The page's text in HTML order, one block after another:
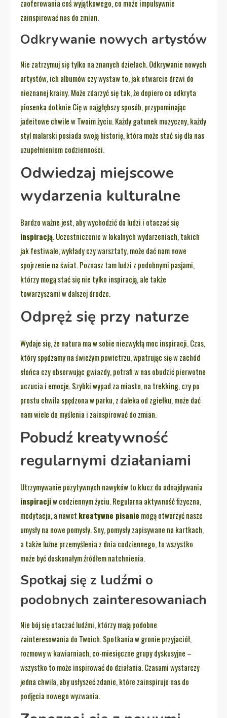
zaoferowania coś wyjątkowego, co może impulsywnie
zainspirować nas do zmian.
Odkrywanie nowych artystów
Nie zatrzymuj się tylko na znanych dziełach. Odkrywanie nowych
artystów, ich albumów czy wystaw to, jak otwarcie drzwi do
nieznanej krainy. Może zdarzyć się tak, że dopiero co odkryta
piosenka dotknie Cię w najgłębszy sposób, przypominając
jadeitowe chwile w Twoim życiu. Każdy gatunek muzyczny, każdy
styl malarski posiada swoją historię, która może stać się dla nas
uzupełnieniem codzienności.
Odwiedzaj miejscowe
wydarzenia kulturalne
Bardzo ważne jest, aby wychodzić do ludzi i otaczać się
inspiracją. Uczestniczenie w lokalnych wydarzeniach, takich
jak festiwale, wykłady czy warsztaty, może dać nam nowe
spojrzenie na świat. Poznasz tam ludzi z podobnymi pasjami,
którzy mogą stać się nie tylko inspiracją, ale także
towarzyszami w dalszej drodze.
Odpręż się przy naturze
Wydaje się, że natura ma w sobie niezwykłą moc inspiracji. Czas,
który spędzamy na świeżym powietrzu, wpatrując się w zachód
słońca czy obserwując gwiazdy, potrafi w nas obudzić pierwotne
uczucia i emocje. Szybki wypad za miasto, na trekking, czy po
prostu chwila spędzona w parku, z daleka od zgiełku, może dać
nam wiele do myślenia i zainspirować do zmian.
Pobudź kreatywność
regularnymi działaniami
Utrzymywanie pozytywnych nawyków to klucz do odnajdywania
inspiracjiw codziennym życiu. Regularna aktywność fizyczna,
medytacja, a nawet kreatywne pisanie mogą otworzyć nasze
umysły na nowe pomysły. Sny, pomysły zapisywane na kartkach,
a także luźne przemyślenia z dnia codziennego, to wszystko
może być doskonałym źródłem natchnienia.
Spotkaj się z ludźmi o
podobnych zainteresowaniach
Nie bój się otaczać ludźmi, którzy mają podobne
zainteresowania do Twoich. Spotkania w gronie przyjaciół,
rozmowy w kawiarniach, co-miesięczne grupy dyskusyjne –
wszystko to może inspirować do działania. Czasami wystarczy
jedna chwila, aby usłyszeć zdanie, które zainspiruje nas do
podjęcia nowego wyzwania.